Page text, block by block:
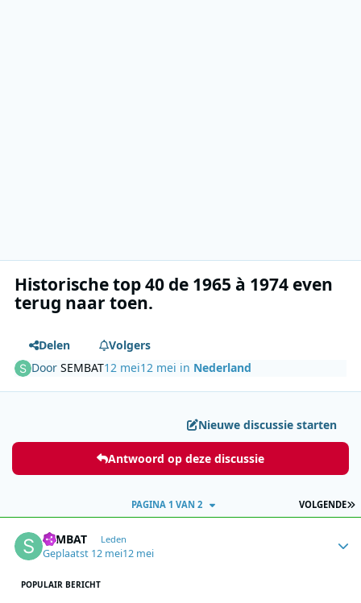
Historische top 40 de 1965 à 1974 even
terug naar toen.
Delen
Volgers
DoorSEMBAT12 mei12 mei in Nederland
Nieuwe discussie starten
Antwoord op deze discussie
VOLGENDE
PAGINA 1 VAN 2
SEMBAT Leden
Geplaatst 12 mei12 mei
POPULAIR BERICHT